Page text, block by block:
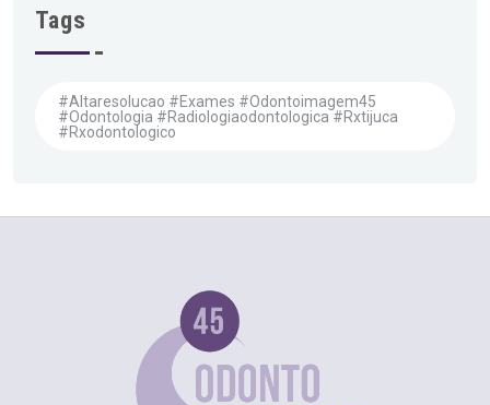
Tags
#altaresolucao #exames #odontoimagem45
#odontologia #radiologiaodontologica #rxtijuca
#rxodontologico